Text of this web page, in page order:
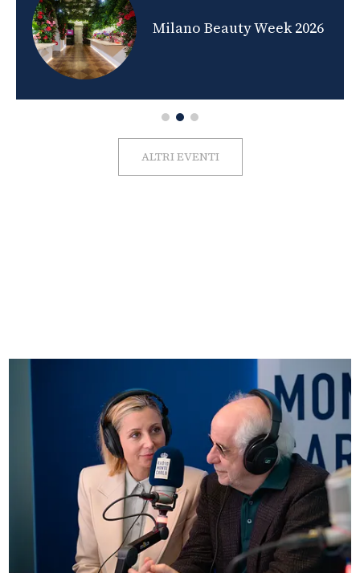
Milano Beauty Week 2026
ALTRI EVENTI